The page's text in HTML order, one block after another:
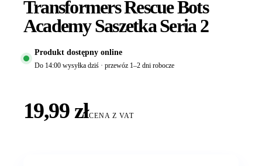
Transformers Rescue Bots
Academy Saszetka Seria 2
Produkt dostępny online
Do 14:00 wysyłka dziś · przewóz 1–2 dni robocze
19,99 złCENA Z VAT